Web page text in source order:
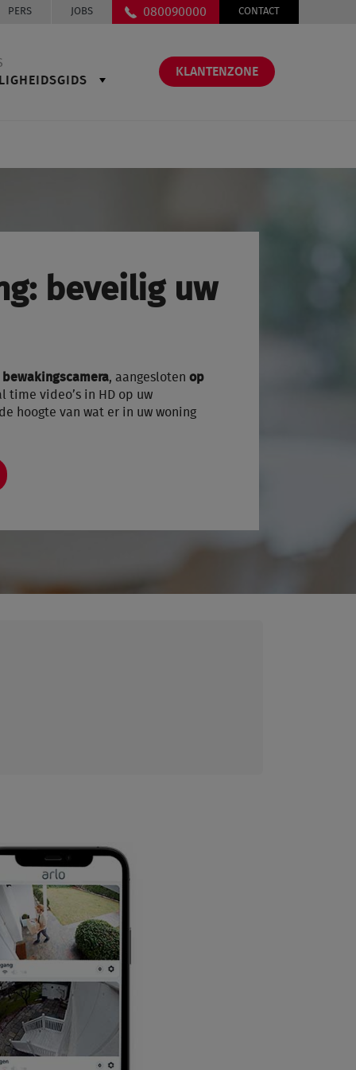
PERS JOBS 080090000 CONTACT
KLANTENZONE
beveilig uw
, aangeslotenop
time video’s in HD op uw
hoogte van wat er in uw woning